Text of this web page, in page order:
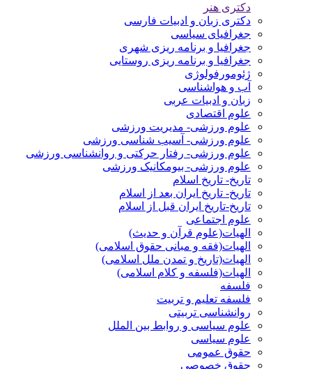
دکتری هنر
دکتری زبان و ادبیات فارسی
جغرافیای سیاسی
جغرافیا و برنامه ریزی شهری
جغرافیا و برنامه ریزی روستایی
ژئومورفولوژی
آب و هواشناسی
زبان و ادبیات عربی
علوم اقتصادی
علوم ورزشی- مدیریت ورزشی
علوم ورزشی- آسیب شناسی ورزشی
علوم ورزشی- رفتار حرکتی و روانشناسی ورزشی
علوم ورزشی- بیومکانیک ورزشی
تاریخ- تاریخ اسلام
تاریخ- تاریخ ایران بعد از اسلام
تاریخ-تاریخ ایران قبل از اسلام
علوم اجتماعی
الهیات(علوم قرآن و حدیث)
الهیات(فقه و مبانی حقوق اسلامی)
الهیات(تاریخ و تمدن ملل اسلامی)
الهیات(فلسفه و کلام اسلامی)
فلسفه
فلسفه تعلیم و تربیت
روانشناسی تربیتی
علوم سیاسی و روابط بین الملل
علوم سیاسی
حقوق عمومی
حقوق خصوصی